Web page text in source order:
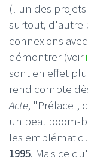
(l'un des
surtout, d'autre
connexions avec
démontrer (voir
sont en effet
rend compte
Acte, "Préface",
un beat boom-
les
1995. Mais ce